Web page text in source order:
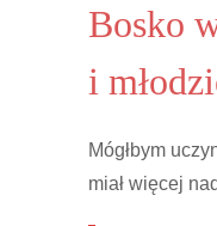
Bosko
i
Mógłbym
miał więcej